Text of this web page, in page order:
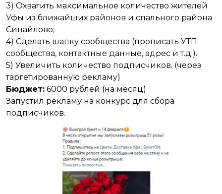
3) Охватить максимальное количество жителей
Уфы из ближайших районов и спального района
Сипайлово;
4) Сделать шапку сообщества (прописать УТП
сообщества, контактные данные, адрес и т.д.).
5) Увеличить количество подписчиков. (через
таргетированную рекламу)
Бюджет: 6000 рублей (на месяц)
Запустил рекламу на конкурс для сбора
подписчиков.